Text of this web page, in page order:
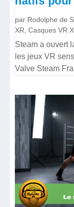
par Rodolphe de
XR ,Casques VR
Steam a ouvert
les jeux VR
Valve Steam